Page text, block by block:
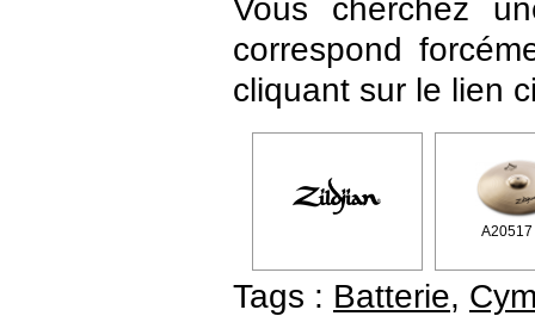
Vous cherchez
correspond
cliquant sur le lien
A20517
Tags : Batterie,